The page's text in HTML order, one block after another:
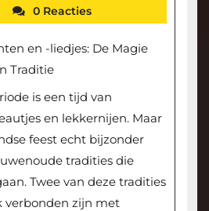
0 Reacties
en -liedjes: De Magie
Traditie
is een tijd van
en lekkernijen. Maar
feest echt bijzonder
tradities die
Twee van deze tradities
verbonden zijn met